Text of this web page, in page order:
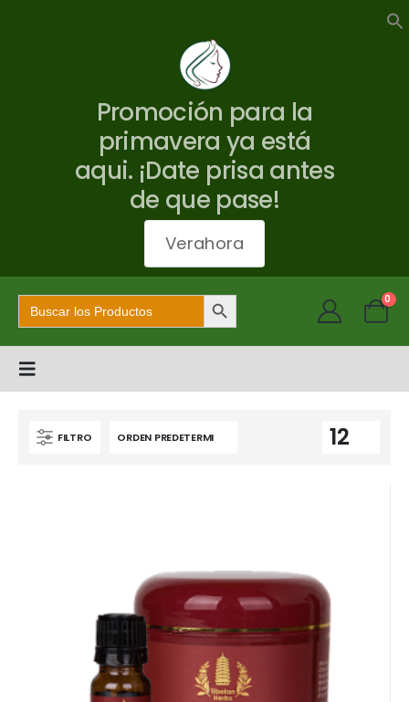
Promoción para la
primavera ya está
aqui. ¡Date prisa antes
de que pase!
Verahora
Buscar: Botón de búsqueda 0
FILTRO